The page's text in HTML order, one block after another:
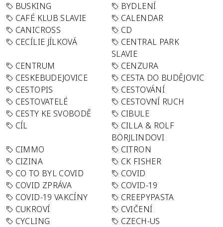
BUSKING
BYDLENÍ
CAFÉ KLUB SLAVIE
CALENDAR
CANICROSS
CD
CECÍLIE JÍLKOVÁ
CENTRAL PARK
SLAVIE
CENTRUM
CENZURA
CESKEBUDEJOVICE
CESTA DO BUDĚJOVIC
CESTOPIS
CESTOVÁNÍ
CESTOVATELÉ
CESTOVNÍ RUCH
CESTY KE SVOBODĚ
CIBULE
CÍL
CILLA & ROLF
BÖRJLINDOVI
CIMMO
CITRON
CIZINA
CK FISHER
CO TO BYL COVID
COVID
COVID ZPRÁVA
COVID-19
COVID-19 VAKCÍNY
CREEPYPASTA
CUKROVÍ
CVIČENÍ
CYCLING
CZECH-US